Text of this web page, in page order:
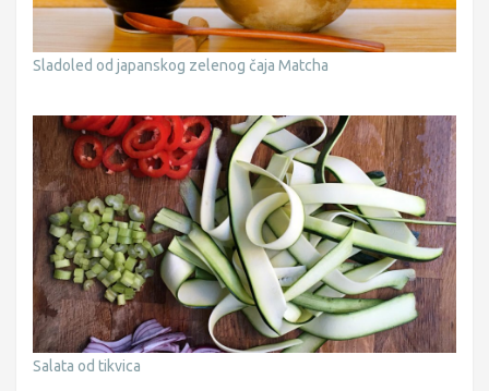
Sladoled od japanskog zelenog čaja Matcha
Salata od tikvica